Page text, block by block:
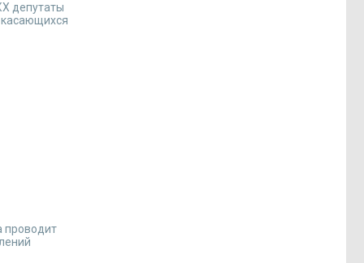
депутаты
проводит